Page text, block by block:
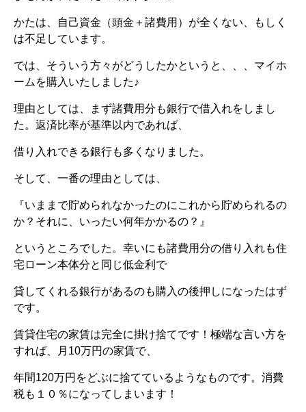
かたは、自己資金（頭金＋諸費用）が全くない、もしく
は不足しています。
では、そういう方々がどうしたかというと、、、マイホ
ームを購入いたしました♪
理由としては、まず諸費用分も銀行で借入れをしまし
た。返済比率が基準以内であれば、
借り入れできる銀行も多くなりました。
そして、一番の理由としては、
『いままで貯められなかったのにこれから貯められるの
か？それに、いったい何年かかるの？』
というところでした。幸いにも諸費用分の借り入れも住
宅ローン本体分と同じ低金利で
貸してくれる銀行があるのも購入の後押しになったはず
です。
賃貸住宅の家賃は完全に掛け捨てです！極端な言い方を
すれば、月10万円の家賃で、
年間120万円をどぶに捨てているようなものです。消費
税も１０％になってしまいます！